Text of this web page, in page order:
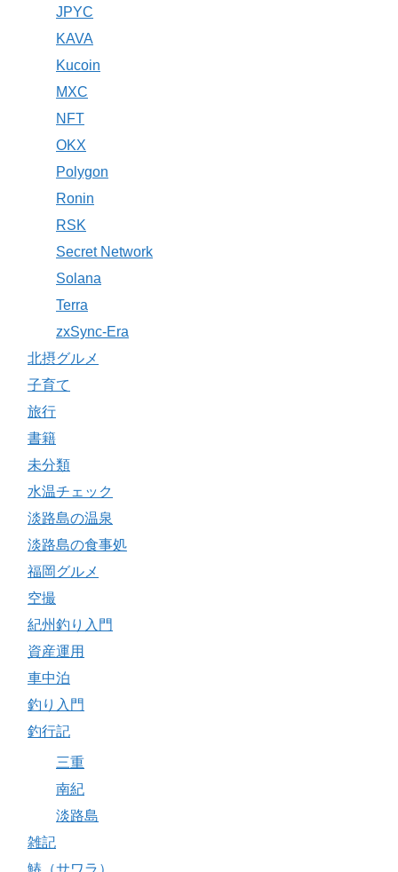
JPYC
KAVA
Kucoin
MXC
NFT
OKX
Polygon
Ronin
RSK
Secret Network
Solana
Terra
zxSync-Era
北摂グルメ
子育て
旅行
書籍
未分類
水温チェック
淡路島の温泉
淡路島の食事処
福岡グルメ
空撮
紀州釣り入門
資産運用
車中泊
釣り入門
釣行記
三重
南紀
淡路島
雑記
鰆（サワラ）